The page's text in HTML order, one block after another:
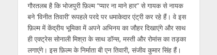
गौरतलब है कि भोजपुरी फ़िल्म “प्यार ना माने हार” से गायक से नायक
बने ‘विनीत तिवारी’ रूपहले परदे पर धमाकेदार एंट्री कर रहे हैं। वे इस
फ़िल्म में केंद्रीय भूमिका में अपने अभिनय का जौहर दिखाएंगे और साथ
ही एक्ट्रेस सोनाली मिश्रा के साथ डॉन्स, मस्ती और रोमांस का तड़का
लगाएंगे। इस फ़िल्म के निर्माता बी एन तिवारी, संजीव कुमार सिंह हैं।